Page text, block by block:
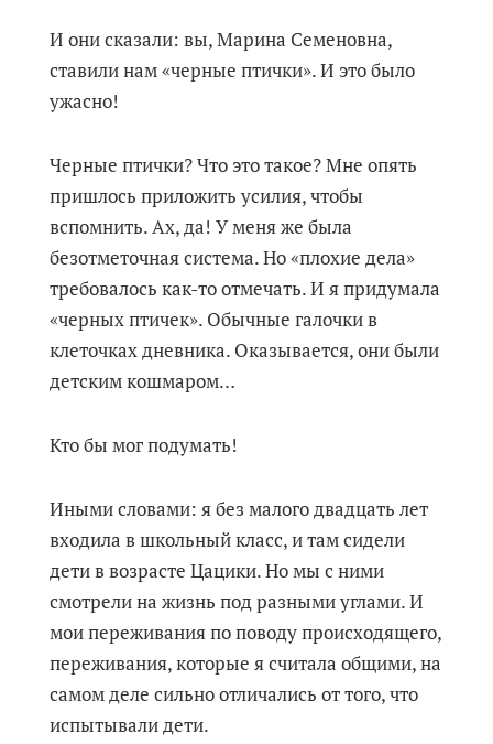
И они сказали: вы, Марина Семеновна,
ставили нам «черные птички». И это было
ужасно!
Черные птички? Что это такое? Мне опять
пришлось приложить усилия, чтобы
вспомнить. Ах, да! У меня же была
безотметочная система. Но «плохие дела»
требовалось как-то отмечать. И я придумала
«черных птичек». Обычные галочки в
клеточках дневника. Оказывается, они были
детским кошмаром…
Кто бы мог подумать!
Иными словами: я без малого двадцать лет
входила в школьный класс, и там сидели
дети в возрасте Цацики. Но мы с ними
смотрели на жизнь под разными углами. И
мои переживания по поводу происходящего,
переживания, которые я считала общими, на
самом деле сильно отличались от того, что
испытывали дети.